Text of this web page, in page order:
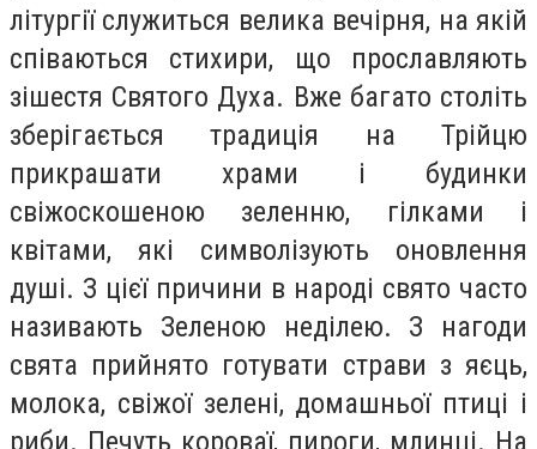
літургії служиться велика вечірня, на якій
співаються стихири, що прославляють
зішестя Святого Духа. Вже багато століть
зберігається традиція на Трійцю
прикрашати храми і будинки
свіжоскошеною зеленню, гілками і
квітами, які символізують оновлення
душі. З цієї причини в народі свято часто
називають Зеленою неділею. З нагоди
свята прийнято готувати страви з яєць,
молока, свіжої зелені, домашньої птиці і
риби. Печуть короваї, пироги, млинці. На